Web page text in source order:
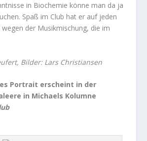
in Biochemie könne man da ja
Spaß im Club hat er auf jeden
der Musikmischung, die im
Bilder: Lars Christiansen
Portrait erscheint in der
in Michaels Kolumne